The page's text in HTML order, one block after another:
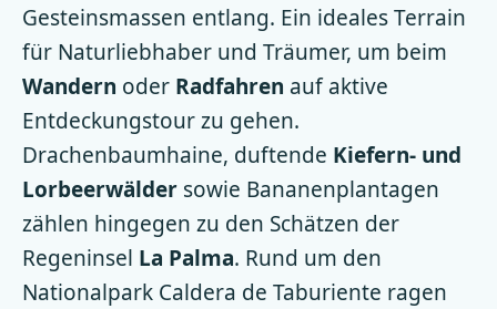
Gesteinsmassen entlang. Ein ideales Terrain
für Naturliebhaber und Träumer, um beim
Wandern oder Radfahren auf aktive
Entdeckungstour zu gehen.
Drachenbaumhaine, duftende Kiefern- und
Lorbeerwälder sowie Bananenplantagen
zählen hingegen zu den Schätzen der
Regeninsel La Palma. Rund um den
Nationalpark Caldera de Taburiente ragen